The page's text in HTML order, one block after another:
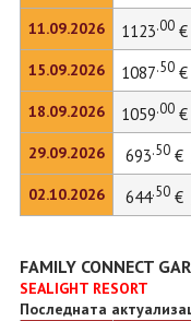
11.09.2026
15.09.2026
18.09.2026
29.09.2026
02.10.2026
1123.00€
1087.50€
1059.00€
693.50€
644.50€
FAMILY CONNECT
SEALIGHT RESORT
Последната